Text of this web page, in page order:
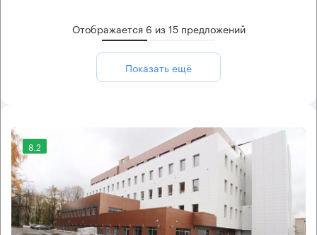
Отображается 6 из15предложений
Показать ещё
8.2